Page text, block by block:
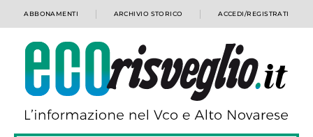
ABBONAMENTI ARCHIVIO STORICO ACCEDI/REGISTRATI